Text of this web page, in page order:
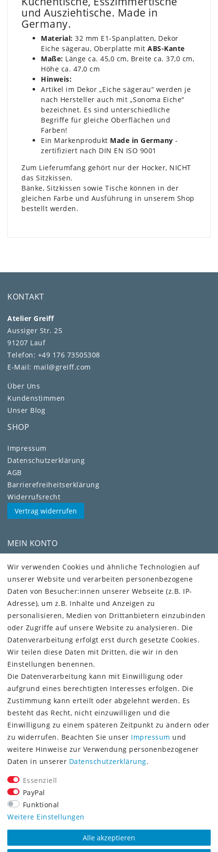
und Ausziehtische. Made in
Germany.
Material: 32 mm E1-Spanplatten, Dekor
Eiche sägerau, Oberplatte mit ABS-Kante
Maße: Länge ca. 45,0 cm, Breite ca. 37,0 cm,
Höhe ca. 47,0 cm
Hinweis:
Artikel im Dekor „Eiche sägerau“ werden je
nach Hersteller auch mit „Sonoma Eiche“
bezeichnet. Es sind unterschiedliche
Begriffe für gleiche Oberflächen und
Farben!
Ein Markenprodukt Made in Germany -
zertifiziert nach DIN EN ISO 9001
Zum Lieferumfang gehört nur der Hocker, NICHT
das Sitzkissen.
Bänke, Sitzkissen sowie Tische können in der
gleichen Farbe und Ausführung in unserem Shop
bestellt werden.
KONTAKT
Atelier Greiff
Aussiger Str. 25
91207 Lauf
Telefon: +49 176 73505308
E-Mail: mail@greiff.com
Über Uns
Kundenstimmen
Unser Blog
SHOP
Impressum
Daten­schutz­erklärung
AGB
Barrierefreiheitserklärung
Widerrufs­recht
Vertrag widerrufen
MEIN KONTO
Kundenkonto
VERSAND + SERVICE
Versandinformationen
Rückgabeinformationen
Zahlungsinformationen
Vorkasse (3% Rabatt)
Paypal
Kauf auf Rechnung (Paypalservice)
Lastschrift (Paypalservice)
Kreditkarte (Paypalservice)
SOCIAL MEDIA
CONSULTING- UND TEXTAGENTUR
Wir verwenden Cookies und ähnliche Technologien auf
unserer Website und verarbeiten personenbezogene
Daten von Besucher:innen unserer Webseite (z.B. IP-
Adresse), um z.B. Inhalte und Anzeigen zu
personalisieren, Medien von Drittanbietern einzubinden
oder Zugriffe auf unsere Website zu analysieren. Die
Datenverarbeitung erfolgt erst durch gesetzte Cookies.
Wir teilen diese Daten mit Dritten, die wir in den
Einstellungen benennen.
Die Datenverarbeitung kann mit Einwilligung oder
aufgrund eines berechtigten Interesses erfolgen. Die
Zustimmung kann erteilt oder abgelehnt werden. Es
besteht das Recht, nicht einzuwilligen und die
Einwilligung zu einem späteren Zeitpunkt zu ändern oder
zu widerrufen. Beachten Sie unser Impressum und
weitere Hinweise zur Verwendung personenbezogener
Daten in unserer Daten­schutz­erklärung.
Essenziell
PayPal
Funktional
Weitere Einstellungen
Alle akzeptieren